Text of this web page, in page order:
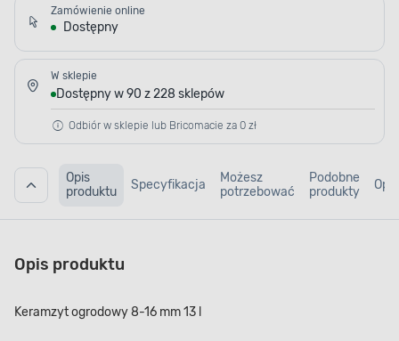
Zamówienie online
Dostępny
W sklepie
Dostępny w 90 z 228 sklepów
Odbiór w sklepie lub Bricomacie za 0 zł
Opis
produktu
Specyfikacja
Możesz
potrzebować
Podobne
produkty
Opis produktu
Keramzyt ogrodowy 8-16 mm 13 l